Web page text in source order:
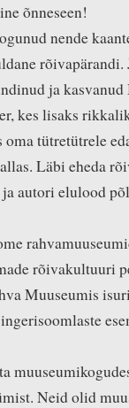
õnneseen!
nende
rõivapärandi.
ja
kes lisaks
tütretütrele
Läbi eheda
autori elulood
rõivakultuuri
Muuseumis
Neid olid